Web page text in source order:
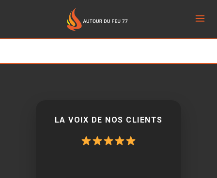
LA VOIX DE NOS CLIENTS